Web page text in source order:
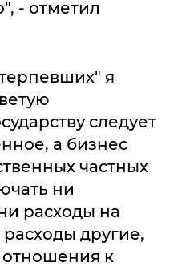
- отметил
я
следует
а бизнес
частных
ни
расходы на
другие,
к